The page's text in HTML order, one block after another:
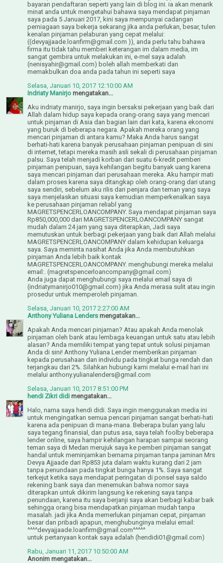
bayaran pendaftaran seperti yang lain di blog ini. ia akan menarik
minat anda untuk mengetahui bahawa saya mendapat pinjaman
saya pada 5 Januari 2017, kini saya mempunyai cadangan
perniagaan saya bekerja sekarang jika anda perlukan, besar, tulen
kenalan pinjaman pelaburan yang cepat melalui:
((devyajjaade.loanfirm@gmail.com )), anda perlu tahu bahawa
firma itu tidak tahu memberi keterangan im dalam media, im
sangat gembira untuk melakukan ini, e-mel saya adalah
(nenisyahir@gmail.com) boleh allah memberkati dan
memakbulkan doa anda pada tahun ini seperti saya
Selasa, Januari 10, 2017 12:10:00 AM
Indriaty Manirjo mengatakan...
Aku indriaty manirjo, saya ingin bersaksi pekerjaan yang baik dari
Allah dalam hidup saya kepada orang-orang saya yang mencari
untuk pinjaman di Asia dan bagian lain dari kata, karena ekonomi
yang buruk di beberapa negara. Apakah mereka orang yang
mencari pinjaman di antara kamu? Maka Anda harus sangat
berhati-hati karena banyak perusahaan pinjaman penipuan di sini
di internet, tetapi mereka masih asli sekali di perusahaan pinjaman
palsu. Saya telah menjadi korban dari suatu 6-kredit pemberi
pinjaman penipuan, saya kehilangan begitu banyak uang karena
saya mencari pinjaman dari perusahaan mereka. Aku hampir mati
dalam proses karena saya ditangkap oleh orang-orang dari utang
saya sendiri, sebelum aku rilis dari penjara dan teman yang saya
saya menjelaskan situasi saya kemudian memperkenalkan saya
ke perusahaan pinjaman reliabl yang
MAGRETSPENCERLOANCOMPANY. Saya mendapat pinjaman saya
Rp850,000,000 dari MAGRETSPENCERLOANCOMPANY sangat
mudah dalam 24 jam yang saya diterapkan, Jadi saya
memutuskan untuk berbagi pekerjaan yang baik dari Allah melalui
MAGRETSPENCERLOANCOMPANY dalam kehidupan keluarga
saya. Saya meminta nasihat Anda jika Anda membutuhkan
pinjaman Anda lebih baik kontak
MAGRETSPENCERLOANCOMPANY. menghubungi mereka melalui
email:. (magretspencerloancompany@gmail.com)
Anda juga dapat menghubungi saya melalui email saya di
(indriatymanirjo010@gmail.com) jika Anda merasa sulit atau ingin
prosedur untuk memperoleh pinjaman.
Selasa, Januari 10, 2017 2:27:00 AM
Anthony Yuliana Lenders mengatakan...
Apakah Anda mencari pinjaman? Atau apakah Anda menolak
pinjaman oleh bank atau lembaga keuangan untuk satu atau lebih
alasan? Anda memiliki tempat yang tepat untuk solusi pinjaman
Anda di sini! Anthony Yuliana Lender memberikan pinjaman
kepada perusahaan dan individu pada tingkat bunga rendah dan
terjangkau dari 2%. Silahkan hubungi kami melalui e-mail hari ini
melalui anthony.yulianalenders@gmail.com
Selasa, Januari 10, 2017 8:51:00 PM
hendi Zikri didi mengatakan...
Halo, nama saya hendi didi. Saya ingin menggunakan media ini
untuk mengingatkan semua pencari pinjaman sangat berhati-hati
karena ada penipuan di mana-mana. Beberapa bulan yang lalu
saya tegang finansial, dan putus asa, saya telah foolby beberapa
lender online, saya hampir kehilangan harapan sampai seorang
teman saya di Medan merujuk saya ke pemberi pinjaman sangat
handal untuk meminjamkan bernama pinjaman tanpa jaminan Mrs
Devya Ajjaade dari Rp853 juta dalam waktu kurang dari 2 jam
tanpa penundaan pada tingkat bunga hanya 1%. Saya sangat
terkejut ketika saya mendapat peringatan di ponsel saya saldo
rekening bank saya dan menemukan bahwa nomor saya
diterapkan untuk dikirim langsung ke rekening saya tanpa
penundaan, karena itu saya berjanji saya akan berbagi kabar baik
sehingga orang bisa mendapatkan pinjaman mudah tanpa
masalah. jadi jika Anda memerlukan pinjaman cepat, pinjaman
besar dan pribadi apapun, menghubunginya melalui email:
^^^^devyajjaade.loanfirm@gmail.com^^^^^
untuk pertanyaan kontak saya adalah (hendidi01@gmail.com)
Rabu, Januari 11, 2017 10:50:00 AM
Anonim mengatakan...